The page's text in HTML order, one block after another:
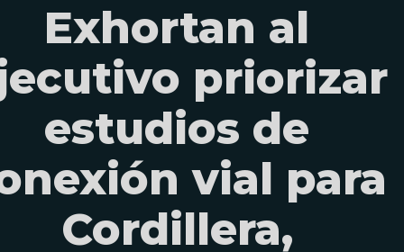
Exhortan al
priorizar
estudios de
vial para
Cordillera,